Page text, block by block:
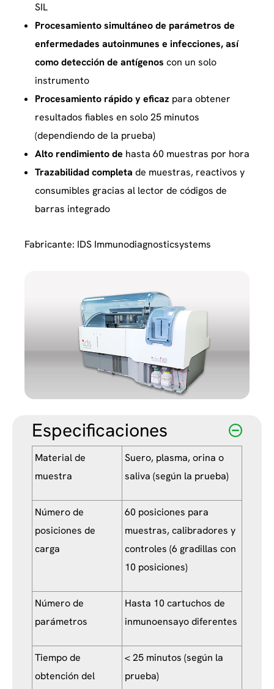
SIL
Procesamiento simultáneo de parámetros de
enfermedades autoinmunes e infecciones, así
como detección de antígenos con un solo
instrumento
Procesamiento rápido y eficaz para obtener
resultados fiables en solo 25 minutos
(dependiendo de la prueba)
Alto rendimiento de hasta 60 muestras por hora
Trazabilidad completa de muestras, reactivos y
consumibles gracias al lector de códigos de
barras integrado
Fabricante: IDS Immunodiagnosticsystems
Especificaciones
Material de
muestra
Suero, plasma, orina o
saliva (según la prueba)
Número de
posiciones de
carga
60 posiciones para
muestras, calibradores y
controles (6 gradillas con
10 posiciones)
Número de
parámetros
Hasta 10 cartuchos de
inmunoensayo diferentes
Tiempo de
obtención del
< 25 minutos (según la
prueba)